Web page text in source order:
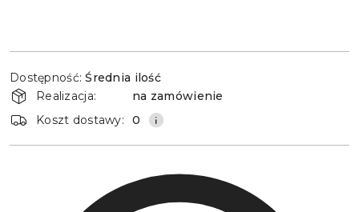
i
dostawa
Dostępność: Średnia ilość
Realizacja:
na zamówienie
Koszt dostawy:
0